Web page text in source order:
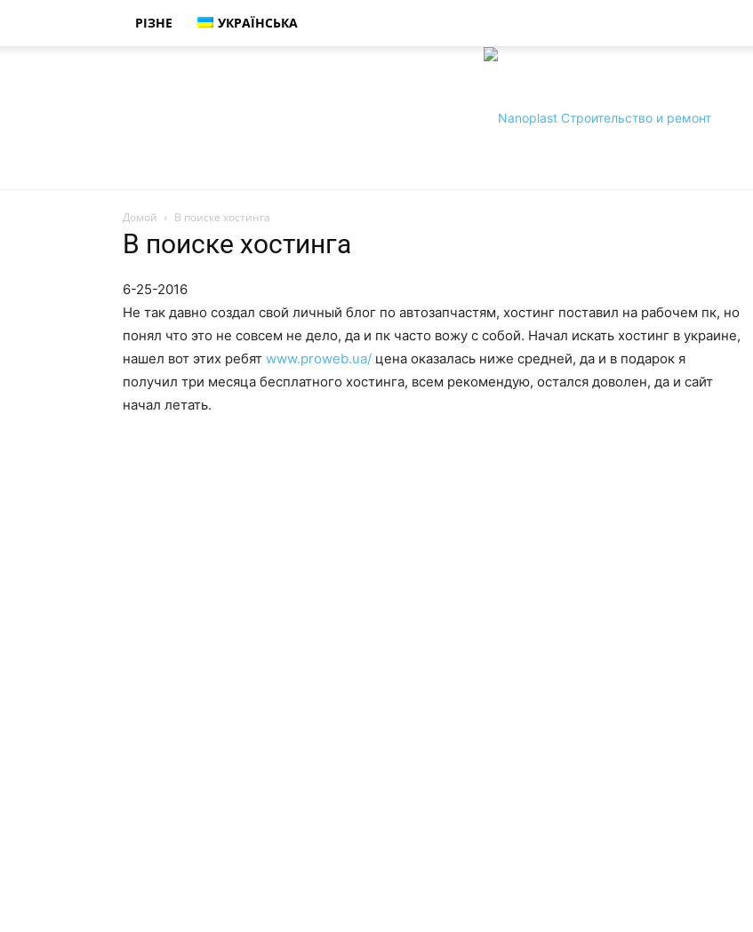
РІЗНЕ УКРАЇНСЬКА
Домой В поиске хостинга
В поиске хостинга
6-25-2016
Не так давно создал свой личный блог по автозапчастям, хостинг поставил на рабочем пк, но
понял что это не совсем не дело, да и пк часто вожу с собой. Начал искать хостинг в украине,
нашел вот этих ребят www.proweb.ua/ цена оказалась ниже средней, да и в подарок я
получил три месяца бесплатного хостинга, всем рекомендую, остался доволен, да и сайт
начал летать.